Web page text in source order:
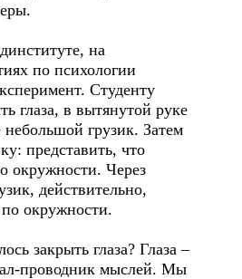
на
по психологии
Студенту
глаза, в вытянутой руке
грузик. Затем
представить, что
окружности. Через
действительно,
окружности.
закрыть глаза? Глаза –
проводник мыслей. Мы